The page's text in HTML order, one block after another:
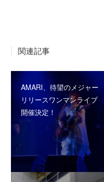
関連記事
AMARI、待望のメジャー
リリースワンマンライブ
開催決定！